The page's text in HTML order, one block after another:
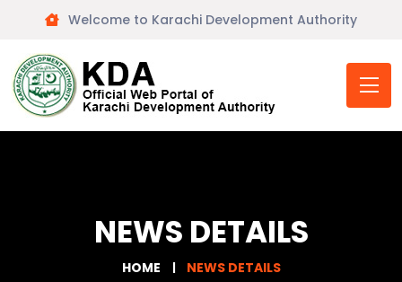
Welcome to Karachi Development Authority
NEWS DETAILS
HOME NEWS DETAILS